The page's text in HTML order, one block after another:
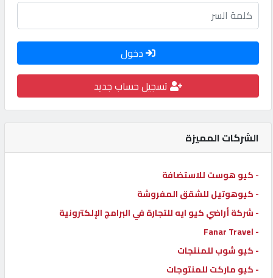
كيو
نمبر
كيو
كيو
ماركت
الدليل
القطري
QHOST
دخول
تسجيل حساب جديد
الشركات المميزة
- كيو هوست للاستضافة
- كيوهوتيل للشقق المفروشة
- شركة أراضي كيو ايه للتجارة في البرامج الإلكترونية
- Fanar Travel
- كيو شوب للمنتجات
- كيو ماركت للمنتوجات